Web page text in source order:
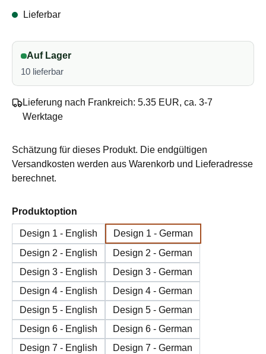
Lieferbar
Auf Lager
10 lieferbar
Lieferung nach Frankreich: 5.35 EUR, ca. 3-7
Werktage
Schätzung für dieses Produkt. Die endgültigen
Versandkosten werden aus Warenkorb und Lieferadresse
berechnet.
Produktoption
Design 1 - English
Design 1 - German
Design 2 - English
Design 2 - German
Design 3 - English
Design 3 - German
Design 4 - English
Design 4 - German
Design 5 - English
Design 5 - German
Design 6 - English
Design 6 - German
Design 7 - English
Design 7 - German